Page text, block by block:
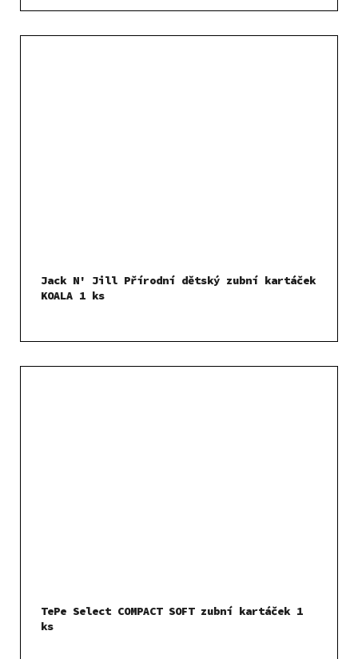
Jack N' Jill Přírodní dětský zubní kartáček
KOALA 1 ks
TePe Select COMPACT SOFT zubní kartáček 1
ks